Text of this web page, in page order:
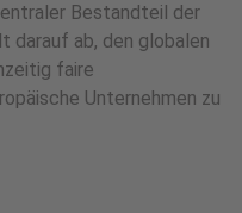
Bestandteil der
darauf ab, den globalen
faire
Unternehmen zu